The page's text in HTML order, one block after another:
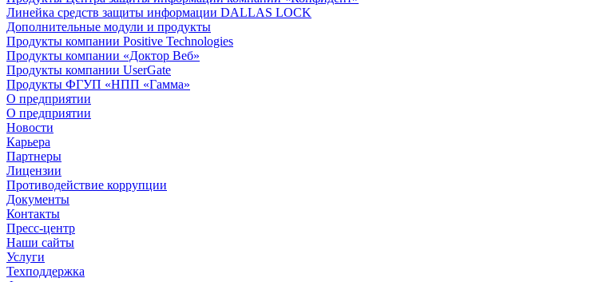
Линейка средств защиты информации DALLAS LOCK
Дополнительные модули и продукты
Продукты компании Positive Technologies
Продукты компании «Доктор Веб»
Продукты компании UserGate
Продукты ФГУП «НПП «Гамма»
О предприятии
О предприятии
Новости
Карьера
Партнеры
Лицензии
Противодействие коррупции
Документы
Контакты
Пресс-центр
Наши сайты
Услуги
Техподдержка